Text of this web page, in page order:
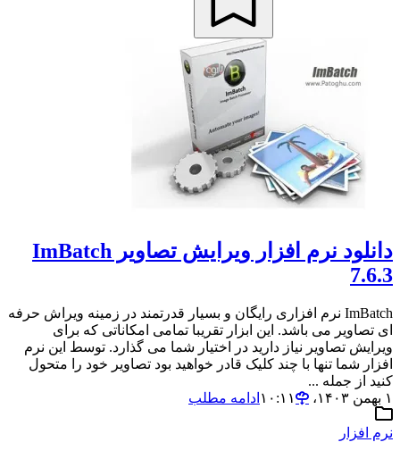
دانلود نرم افزار ویرایش تصاویر ImBatch
7.6.3
ImBatch نرم افزاری رایگان و بسیار قدرتمند در زمینه ویراش حرفه
ای تصاویر می باشد. این ابزار تقریبا تمامی امکاناتی که برای
ویرایش تصاویر نیاز دارید در اختیار شما می گذارد. توسط این نرم
افزار شما تنها با چند کلیک قادر خواهید بود تصاویر خود را متحول
کنید از جمله ...
۱ بهمن ۱۴۰۳،‏ ۱۰:۱۱
ادامه مطلب
نرم افزار